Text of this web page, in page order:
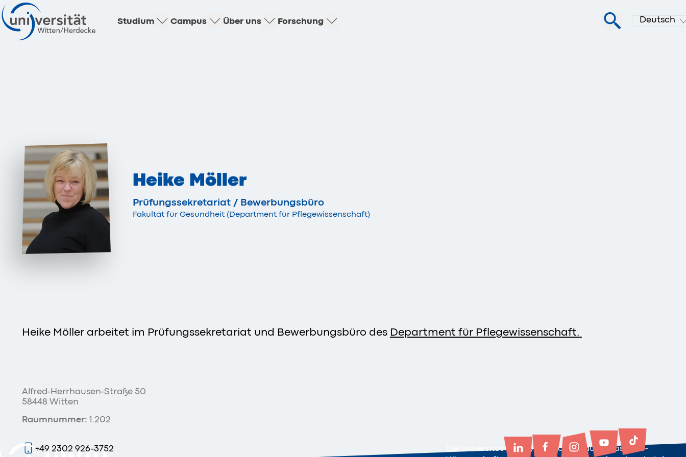
Studium Campus Über uns Forschung Deutsch
Heike Möller
Prüfungssekretariat / Bewerbungsbüro
Fakultät für Gesundheit (Department für Pflegewissenschaft)
Heike Möller arbeitet im Prüfungssekretariat und Bewerbungsbüro des Department für Pflegewissenschaft.
Alfred-Herrhausen-Straße 50
58448 Witten
Raumnummer: 1.202
+49 2302 926-3752
Die Universität Witten/Herdecke ist durch das NRW-